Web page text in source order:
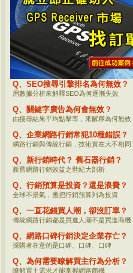
Q、何評估商品網路行銷的價值？
網路行銷後到底要看哪些數據？
Q、企業網路行銷必須追蹤的事？
重要網路行銷觀念分享，您一定要瞭解
Q、影響SEO的參數究竟有哪些？
參考坊間資料？不如直接看Google公開的
Q、SEO搜尋引擎排名為何無效？
用數據分析來解釋SEO為何逐漸失效
Q、關鍵字廣告為何會無效？
由搜尋結果平均點擊率，來解釋為何無效
Q、企業網路行銷常犯10種錯誤？
網路行銷與傳統行銷，技術實在大不相同
Q、新行銷時代？ 舊石器行銷？
新舊網路行銷效益之世紀大剖析
Q、行銷預算是投資？還是浪費？
全球不景氣，應把行銷預算列為投資
Q、一直花錢買人潮，卻沒訂單？
傳統網路行銷都是買進人潮不是買進商機
Q、網路口碑行銷決定企業存亡？
採購者在意的是口碑、口碑、口碑
Q、為何需要瞭解買主行為分析？
瞭解買主需求才能掌握網路商機